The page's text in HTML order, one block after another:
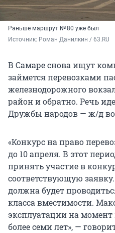
Раньше маршрут № 80 уже был
Источник: Роман Данилкин / 63.RU
В Самаре снова ищут
займется перевозками
железнодорожного
район и обратно. Речь
Дружбы народов — ж/д
«Конкурс на право
до 10 апреля. В этот
принять участие в
соответствующую
должна будет
класса вместимости.
эксплуатации на
более семи лет», —